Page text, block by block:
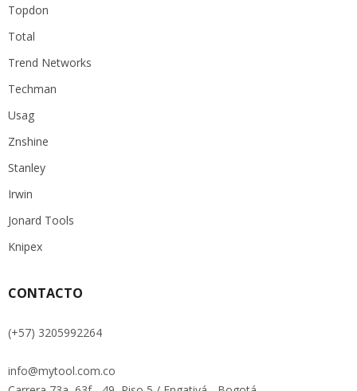
Topdon
Total
Trend Networks
Techman
Usag
Znshine
Stanley
Irwin
Jonard Tools
Knipex
CONTACTO
(+57) 3205992264
info@mytool.com.co